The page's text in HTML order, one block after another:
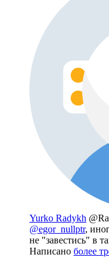
Yurko Radykh
@egor_nullptr,
не "завестись" в
Написано более